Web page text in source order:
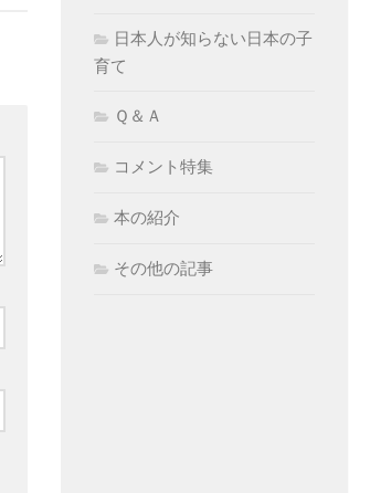
日本人が知らない日本の子
育て
Ｑ＆Ａ
コメント特集
本の紹介
その他の記事